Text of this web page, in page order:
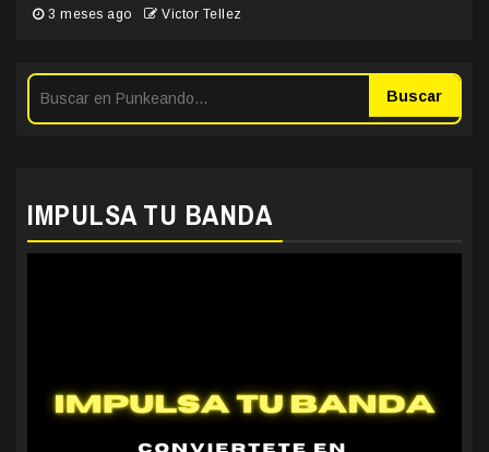
3 meses ago Victor Tellez
Buscar
IMPULSA TU BANDA